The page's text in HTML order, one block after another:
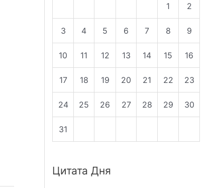
1 2
3 4 5 6 7 8 9
10 11 12 13 14 15 16
17 18 19 20 21 22 23
24 25 26 27 28 29 30
31
Цитата Дня